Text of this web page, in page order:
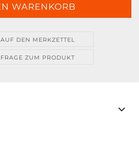
AUF DEN MERKZETTEL
FRAGE ZUM PRODUKT